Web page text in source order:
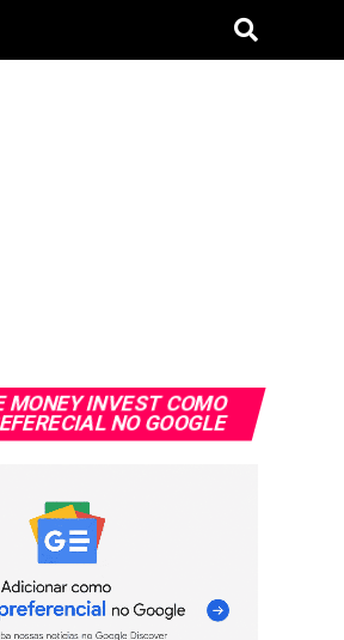
MONEY INVEST COMO
NO GOOGLE